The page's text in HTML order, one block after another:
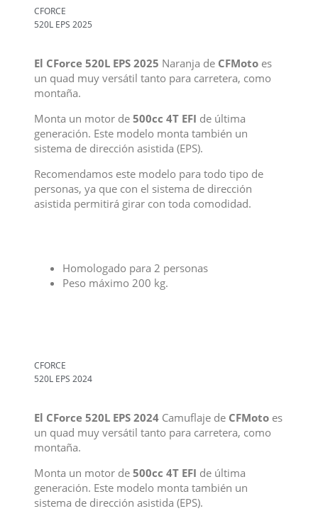
CFORCE
520L EPS 2025
El CForce 520L EPS 2025 Naranja de CFMoto es
un quad muy versátil tanto para carretera, como
montaña.
Monta un motor de 500cc 4T EFI de última
generación. Este modelo monta también un
sistema de dirección asistida (EPS).
Recomendamos este modelo para todo tipo de
personas, ya que con el sistema de dirección
asistida permitirá girar con toda comodidad.
Homologado para 2 personas
Peso máximo 200 kg.
CFORCE
520L EPS 2024
El CForce 520L EPS 2024 Camuflaje de CFMoto es
un quad muy versátil tanto para carretera, como
montaña.
Monta un motor de 500cc 4T EFI de última
generación. Este modelo monta también un
sistema de dirección asistida (EPS).